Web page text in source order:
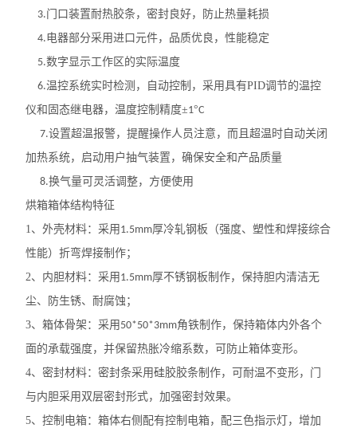
3.门口装置耐热胶条，密封良好，防止热量耗损
4.电器部分采用进口元件，品质优良，性能稳定
5.数字显示工作区的实际温度
6.温控系统实时检测，自动控制，采用具有PID调节的温控
仪和固态继电器，温度控制精度±1°C
7.设置超温报警，提醒操作人员注意，而且超温时自动关闭
加热系统，启动用户抽气装置，确保安全和产品质量
8.换气量可灵活调整，方便使用
烘箱箱体结构特征
1、外壳材料：采用 1.5mm厚冷轧钢板（强度、塑性和焊接综合
性能）折弯焊接制作；
2、内胆材料：采用 1.5mm厚不锈钢板制作，保持胆内清洁无
尘、防生锈、耐腐蚀；
3、箱体骨架：采用 50*50*3mm角铁制作，保持箱体内外各个
面的承载强度，并保留热胀冷缩系数，可防止箱体变形。
4、密封材料：密封条采用硅胶胶条制作，可耐温不变形，门
与内胆采用双层密封形式，加强密封效果。
5、控制电箱：箱体右侧配有控制电箱，配三色指示灯，增加